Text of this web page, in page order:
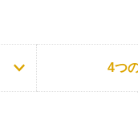
4つ